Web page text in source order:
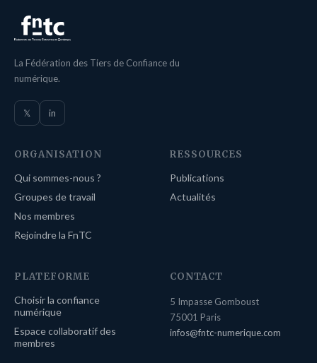
La Fédération des Tiers de Confiance du
numérique.
𝕏 in
ORGANISATION
Qui sommes-nous ?
Groupes de travail
Nos membres
Rejoindre la FnTC
RESSOURCES
Publications
Actualités
PLATEFORME
Choisir la confiance
numérique
Espace collaboratif des
membres
CONTACT
5 Impasse Gomboust
75001 Paris
infos@fntc-numerique.com